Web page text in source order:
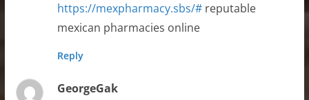
https://mexpharmacy.sbs/#reputable
mexican pharmacies online
Reply
GeorgeGak